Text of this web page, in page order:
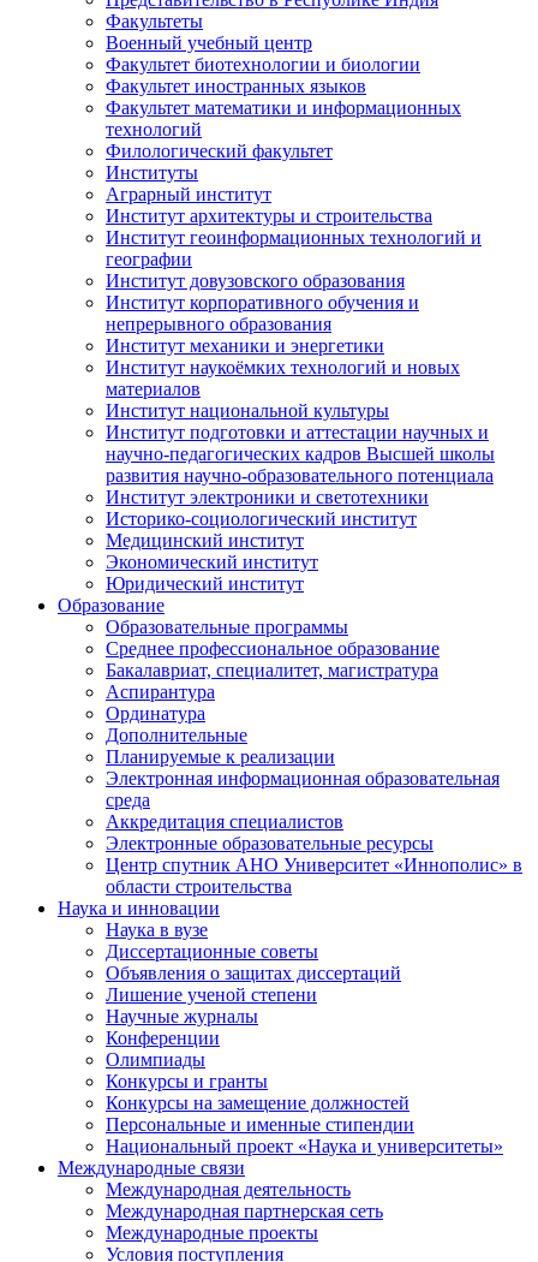
Факультеты
Военный учебный центр
Факультет биотехнологии и биологии
Факультет иностранных языков
Факультет математики и информационных
технологий
Филологический факультет
Институты
Аграрный институт
Институт архитектуры и строительства
Институт геоинформационных технологий и
географии
Институт довузовского образования
Институт корпоративного обучения и
непрерывного образования
Институт механики и энергетики
Институт наукоёмких технологий и новых
материалов
Институт национальной культуры
Институт подготовки и аттестации научных и
научно-педагогических кадров Высшей школы
развития научно-образовательного потенциала
Институт электроники и светотехники
Историко-социологический институт
Медицинский институт
Экономический институт
Юридический институт
Образование
Образовательные программы
Среднее профессиональное образование
Бакалавриат, специалитет, магистратура
Аспирантура
Ординатура
Дополнительные
Планируемые к реализации
Электронная информационная образовательная
среда
Аккредитация специалистов
Электронные образовательные ресурсы
Центр спутник АНО Университет «Иннополис» в
области строительства
Наука и инновации
Наука в вузе
Диссертационные советы
Объявления о защитах диссертаций
Лишение ученой степени
Научные журналы
Конференции
Олимпиады
Конкурсы и гранты
Конкурсы на замещение должностей
Персональные и именные стипендии
Национальный проект «Наука и университеты»
Международные связи
Международная деятельность
Международная партнерская сеть
Международные проекты
Условия поступления